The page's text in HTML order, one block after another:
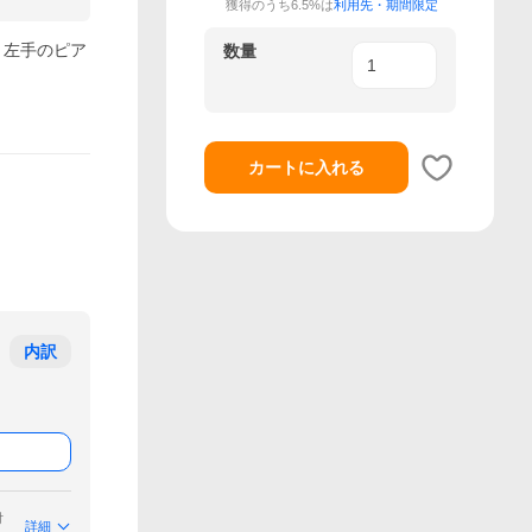
手のピア
内訳
詳細
獲得のうち6.5%は利用先・期間限定
数量
カートに入れる